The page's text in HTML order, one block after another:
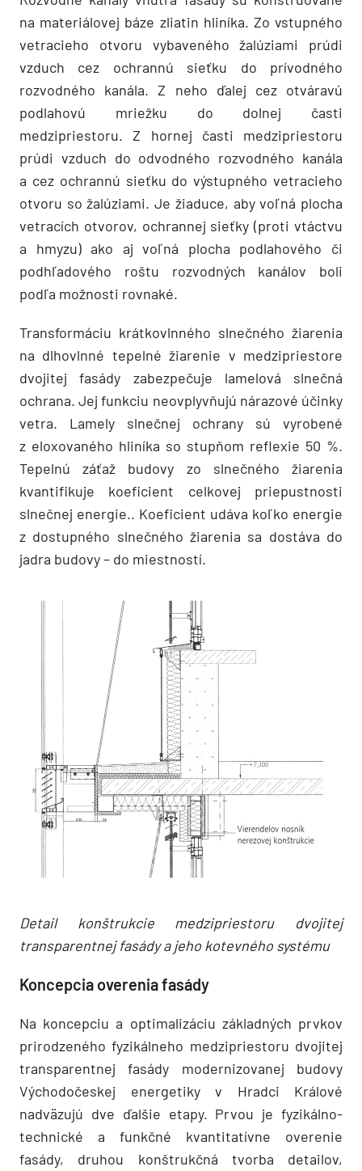
na materiálovej báze zliatin hliníka. Zo vstupného
vetracieho otvoru vybaveného žalúziami prúdi
vzduch cez ochrannú sieťku do prívodného
rozvodného kanála. Z neho ďalej cez otváravú
podlahovú mriežku do dolnej časti
medzipriestoru. Z hornej časti medzipriestoru
prúdi vzduch do odvodného rozvodného kanála
a cez ochrannú sieťku do výstupného vetracieho
otvoru so žalúziami. Je žiaduce, aby voľná plocha
vetracích otvorov, ochrannej sieťky (proti vtáctvu
a hmyzu) ako aj voľná plocha podlahového či
podhľadového roštu rozvodných kanálov boli
podľa možnosti rovnaké.
Transformáciu krátkovlnného slnečného žiarenia
na dlhovlnné tepelné žiarenie v medzipriestore
dvojitej fasády zabezpečuje lamelová slnečná
ochrana. Jej funkciu neovplyvňujú nárazové účinky
vetra. Lamely slnečnej ochrany sú vyrobené
z eloxovaného hliníka so stupňom reflexie 50 %.
Tepelnú záťaž budovy zo slnečného žiarenia
kvantifikuje koeficient celkovej priepustnosti
slnečnej energie.. Koeficient udáva koľko energie
z dostupného slnečného žiarenia sa dostáva do
jadra budovy – do miestností.
Detail konštrukcie medzipriestoru dvojitej
transparentnej fasády a jeho kotevného systému
Koncepcia overenia fasády
Na koncepciu a optimalizáciu základných prvkov
prirodzeného fyzikálneho medzipriestoru dvojitej
transparentnej fasády modernizovanej budovy
Východočeskej energetiky v Hradci Králové
nadväzujú dve ďalšie etapy. Prvou je fyzikálno-
technické a funkčné kvantitatívne overenie
fasády, druhou konštrukčná tvorba detailov,